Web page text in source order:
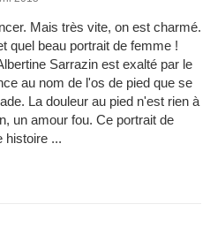
Mais très vite, on est charmé.
quel beau portrait de femme !
Sarrazin est exalté par le
au nom de l'os de pied que se
La douleur au pied n'est rien à
un amour fou. Ce portrait de
histoire ...